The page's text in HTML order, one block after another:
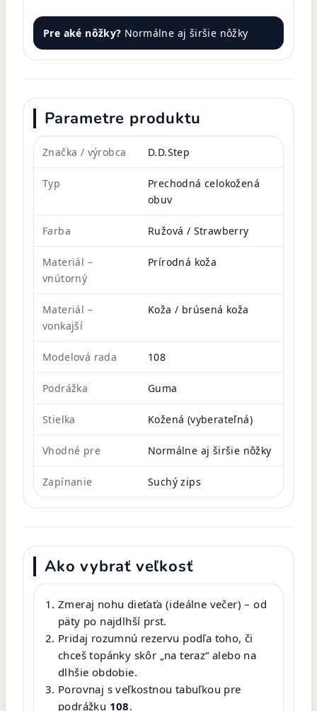
Pre aké nôžky? Normálne aj širšie nôžky
Parametre produktu
Značka / výrobca D.D.Step
Typ
Prechodná celokožená
obuv
Farba Ružová / Strawberry
Materiál –
vnútorný
Prírodná koža
Materiál –
vonkajší
Koža / brúsená koža
Modelová rada 108
Podrážka Guma
Stielka Kožená (vyberateľná)
Vhodné pre Normálne aj širšie nôžky
Zapínanie Suchý zips
Ako vybrať veľkosť
Zmeraj nohu dieťaťa (ideálne večer) – od
päty po najdlhší prst.
Pridaj rozumnú rezervu podľa toho, či
chceš topánky skôr „na teraz“ alebo na
dlhšie obdobie.
Porovnaj s veľkostnou tabuľkou pre
podrážku 108.